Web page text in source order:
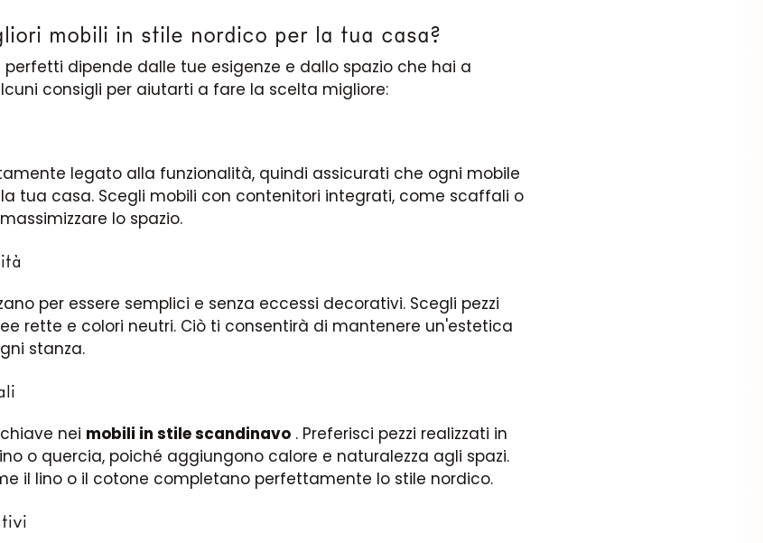
mobili in stile nordico per la tua casa?
perfetti dipende dalle tue esigenze e dallo spazio che hai a
consigli per aiutarti a fare la scelta migliore:
legato alla funzionalità, quindi assicurati che ogni mobile
tua casa. Scegli mobili con contenitori integrati, come scaffali o
lo spazio.
per essere semplici e senza eccessi decorativi. Scegli pezzi
rette e colori neutri. Ciò ti consentirà di mantenere un'estetica
stanza.
nei mobili in stile scandinavo . Preferisci pezzi realizzati in
o quercia, poiché aggiungono calore e naturalezza agli spazi.
il lino o il cotone completano perfettamente lo stile nordico.
ALLA NOSTRA COMMUNITY
Ottieni uno sconto del 5%.
Novità e vantaggi riservati agli iscritti.
Iscrivermi